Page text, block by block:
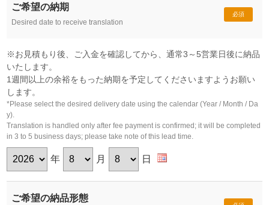
ご希望の納期
Desired date to receive translation
必須
※お見積もり後、ご入金を確認してから、通常3～5営業日後に納品
いたします。
1週間以上の余裕をもった納期を予定してくださいますようお願い
します。
*Please select the desired delivery date using the calendar (Year / Month / Da
y).
Translation is handled only after fee payment is confirmed; it will be completed
in 3 to 5 business days; please take note of this lead time.
年 月 日
ご希望の納品形態